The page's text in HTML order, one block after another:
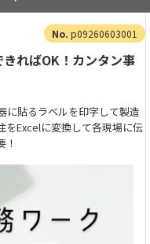
p09260603001
ればOK！カンタン事
に貼るラベルを印字して製造
をExcelに変換して各現場に伝
！